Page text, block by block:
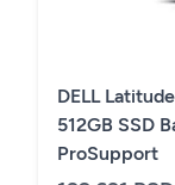
DELL
512GB SSD
ProSupport